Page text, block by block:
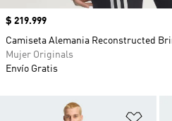
Precio
$ 219.999
Camiseta Alemania Reconstructed
Mujer Originals
Envío Gratis